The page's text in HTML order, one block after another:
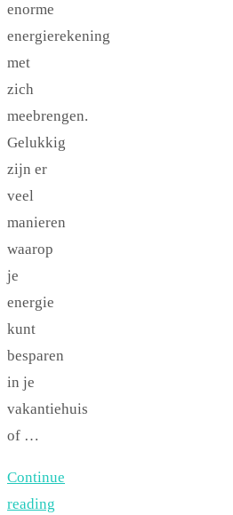
enorme
energierekening
met
zich
meebrengen.
Gelukkig
zijn er
veel
manieren
waarop
je
energie
kunt
besparen
in je
vakantiehuis
of …
Continue
reading